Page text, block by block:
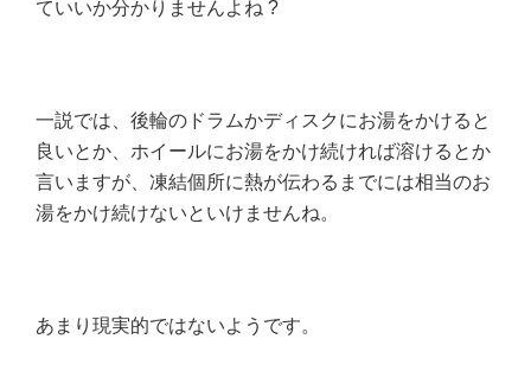
ていいか分かりませんよね ?
一説では、後輪のドラムかディスクにお湯をかけると
良いとか、ホイールにお湯をかけ続ければ溶けるとか
言いますが、凍結個所に熱が伝わるまでには相当のお
湯をかけ続けないといけませんね。
あまり現実的ではないようです。